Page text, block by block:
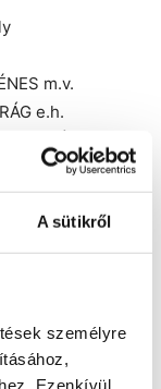
A sütikről
személyre
Ezenkívül
m.v.
e.h.
ANITA
ERIK
ÁGNES
TIBOR